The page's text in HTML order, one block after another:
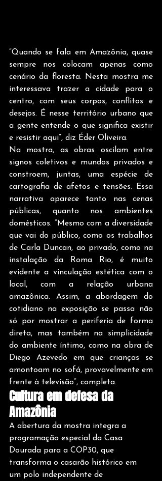
“Quando se fala em Amazônia, quase
sempre nos colocam apenas como
cenário da floresta. Nesta mostra me
interessava trazer a cidade para o
centro, com seus corpos, conflitos e
desejos. É nesse território urbano que
a gente entende o que significa existir
e resistir aqui”, diz Éder Oliveira.
Na mostra, as obras oscilam entre
signos coletivos e mundos privados e
constroem, juntas, uma espécie de
cartografia de afetos e tensões. Essa
narrativa aparece tanto nas cenas
públicas, quanto nos ambientes
domésticos. “Mesmo com a diversidade
que vai do público, como os trabalhos
de Carla Duncan, ao privado, como na
instalação da Roma Rio, é muito
evidente a vinculação estética com o
local, com a relação urbana
amazônica. Assim, a abordagem do
cotidiano na exposição se passa não
só por mostrar a periferia de forma
direta, mas também na simplicidade
do ambiente íntimo, como na obra de
Diego Azevedo em que crianças se
amontoam no sofá, provavelmente em
frente à televisão”, completa.
Cultura em defesa da
Amazônia
A abertura da mostra integra a
programação especial da Casa
Dourada para a COP30, que
transforma o casarão histórico em
um polo independente de